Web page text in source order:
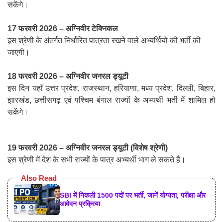
सकेंगे।
17 फरवरी 2026 – अग्निवीर टेक्निकल
इस श्रेणी के अंतर्गत निर्धारित पात्रता रखने वाले अभ्यर्थियों की भर्ती की
जाएगी।
18 फरवरी 2026 – अग्निवीर जनरल ड्यूटी
इस दिन यहाँ उत्तर प्रदेश, राजस्थान, हरियाणा, मध्य प्रदेश, दिल्ली, बिहार,
झारखंड, छत्तीसगढ़ एवं पश्चिम बंगाल राज्यों के अभ्यर्थी भर्ती में शामिल हो
सकेंगे।
19 फरवरी 2026 – अग्निवीर जनरल ड्यूटी (विशेष श्रेणी)
इस श्रेणी में देश के सभी राज्यों के पात्र अभ्यर्थी भाग ले सकते हैं।
Also Read
SBI में निकली 1500 पदों पर भर्ती, जानें योग्यता, परीक्षा और
आवेदन प्रक्रिया